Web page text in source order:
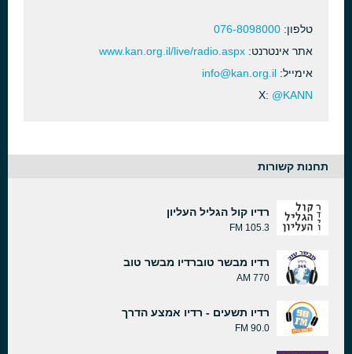
טלפון: 076-8098000
אתר אינטרנט: www.kan.org.il/live/radio.aspx
אימייל: info@kan.org.il
X: @KANN
תחנות קשורות
רדיו קול הגליל העליון
105.3 FM
רדיו מבשר טוברדיו מבשר טוב
770 AM
רדיו תשעים - רדיו אמצע הדרך
90.0 FM